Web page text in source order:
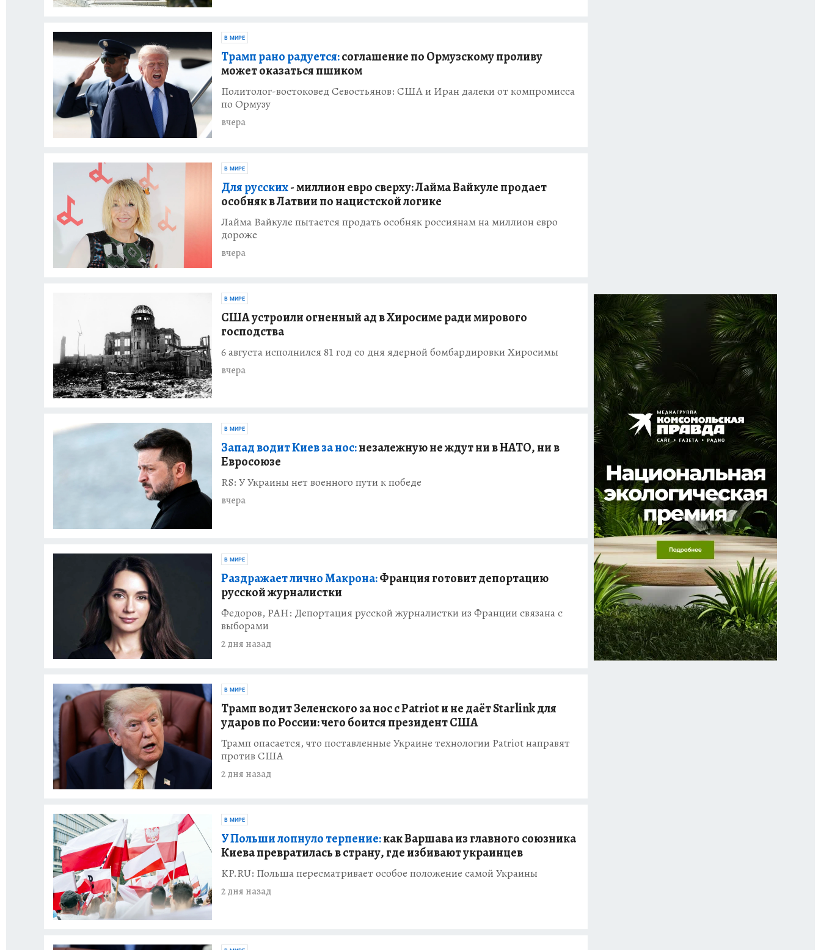
В МИРЕ
Трамп рано радуется:соглашение по Ормузскому проливу
может оказаться пшиком
Политолог-востоковед Севостьянов: США и Иран далеки от компромисса
по Ормузу
вчера
В МИРЕ
Для русских- миллион евро сверху: Лайма Вайкуле продает
особняк в Латвии по нацистской логике
Лайма Вайкуле пытается продать особняк россиянам на миллион евро
дороже
вчера
В МИРЕ
США устроили огненный ад в Хиросиме ради мирового
господства
6 августа исполнился 81 год со дня ядерной бомбардировки Хиросимы
вчера
В МИРЕ
Запад водит Киев за нос:незалежную не ждут ни в НАТО, ни в
Евросоюзе
RS: У Украины нет военного пути к победе
вчера
В МИРЕ
Раздражает лично Макрона:Франция готовит депортацию
русской журналистки
Федоров, РАН: Депортация русской журналистки из Франции связана с
выборами
2 дня назад
В МИРЕ
Трамп водит Зеленского за нос с Patriot и не даёт Starlink для
ударов по России: чего боится президент США
Трамп опасается, что поставленные Украине технологии Patriot направят
против США
2 дня назад
В МИРЕ
У Польши лопнуло терпение:как Варшава из главного союзника
Киева превратилась в страну, где избивают украинцев
KP.RU: Польша пересматривает особое положение самой Украины
2 дня назад